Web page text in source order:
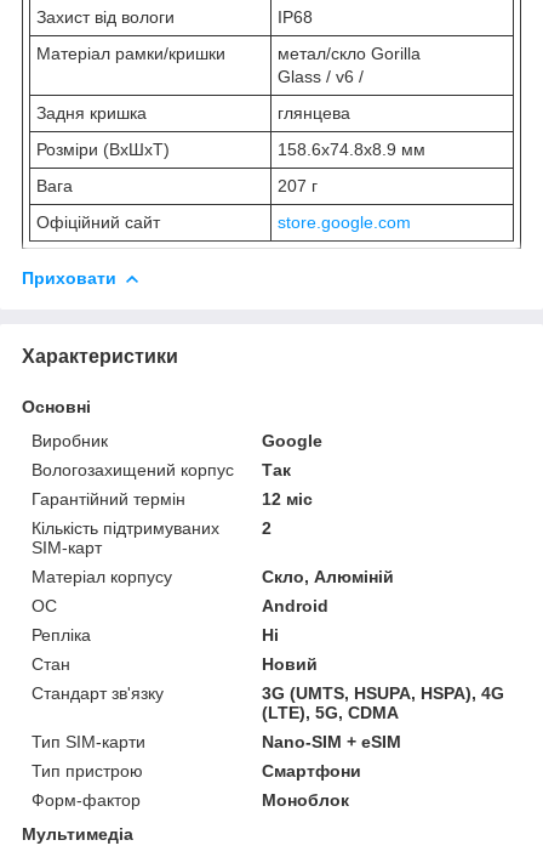
Захист від вологи
IP68
Матеріал рамки/кришки
метал/скло Gorilla
Glass / v6 /
Задня кришка
глянцева
Розміри (ВхШхТ)
158.6x74.8x8.9 мм
Вага
207 г
Офіційний сайт
store.google.com
Приховати
Характеристики
Основні
Виробник
Google
Вологозахищений корпус
Так
Гарантійний термін
12 міс
Кількість підтримуваних
SIM-карт
2
Матеріал корпусу
Скло, Алюміній
ОС
Android
Репліка
Ні
Стан
Новий
Стандарт зв'язку
3G (UMTS, HSUPA, HSPA), 4G
(LTE), 5G, CDMA
Тип SIM-карти
Nano-SIM + eSIM
Тип пристрою
Смартфони
Форм-фактор
Моноблок
Мультимедіа